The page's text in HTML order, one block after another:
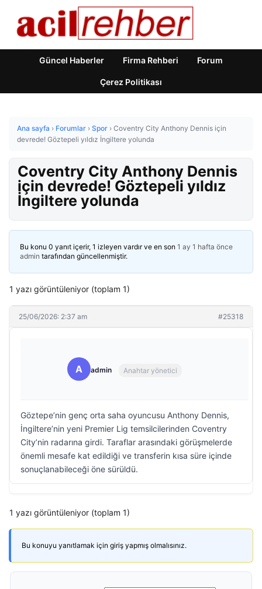
Güncel Haberler Firma Rehberi Forum
Çerez Politikası
Ana sayfa › Forumlar › Spor › Coventry City Anthony Dennis için
devrede! Göztepeli yıldız İngiltere yolunda
Coventry City Anthony Dennis
için devrede! Göztepeli yıldız
İngiltere yolunda
Bu konu 0 yanıt içerir, 1 izleyen vardır ve en son 1 ay 1 hafta önce
admin tarafından güncellenmiştir.
1 yazı görüntüleniyor (toplam 1)
25/06/2026: 2:37 am #25318
A admin Anahtar yönetici
Göztepe’nin genç orta saha oyuncusu Anthony Dennis,
İngiltere’nin yeni Premier Lig temsilcilerinden Coventry
City’nin radarına girdi. Taraflar arasındaki görüşmelerde
önemli mesafe kat edildiği ve transferin kısa süre içinde
sonuçlanabileceği öne sürüldü.
1 yazı görüntüleniyor (toplam 1)
Bu konuyu yanıtlamak için giriş yapmış olmalısınız.